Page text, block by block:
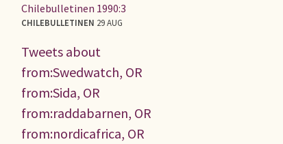
Chilebulletinen 1990:3
CHILEBULLETINEN 29 AUG
Tweets about
from:Swedwatch, OR
from:Sida, OR
from:raddabarnen, OR
from:nordicafrica, OR